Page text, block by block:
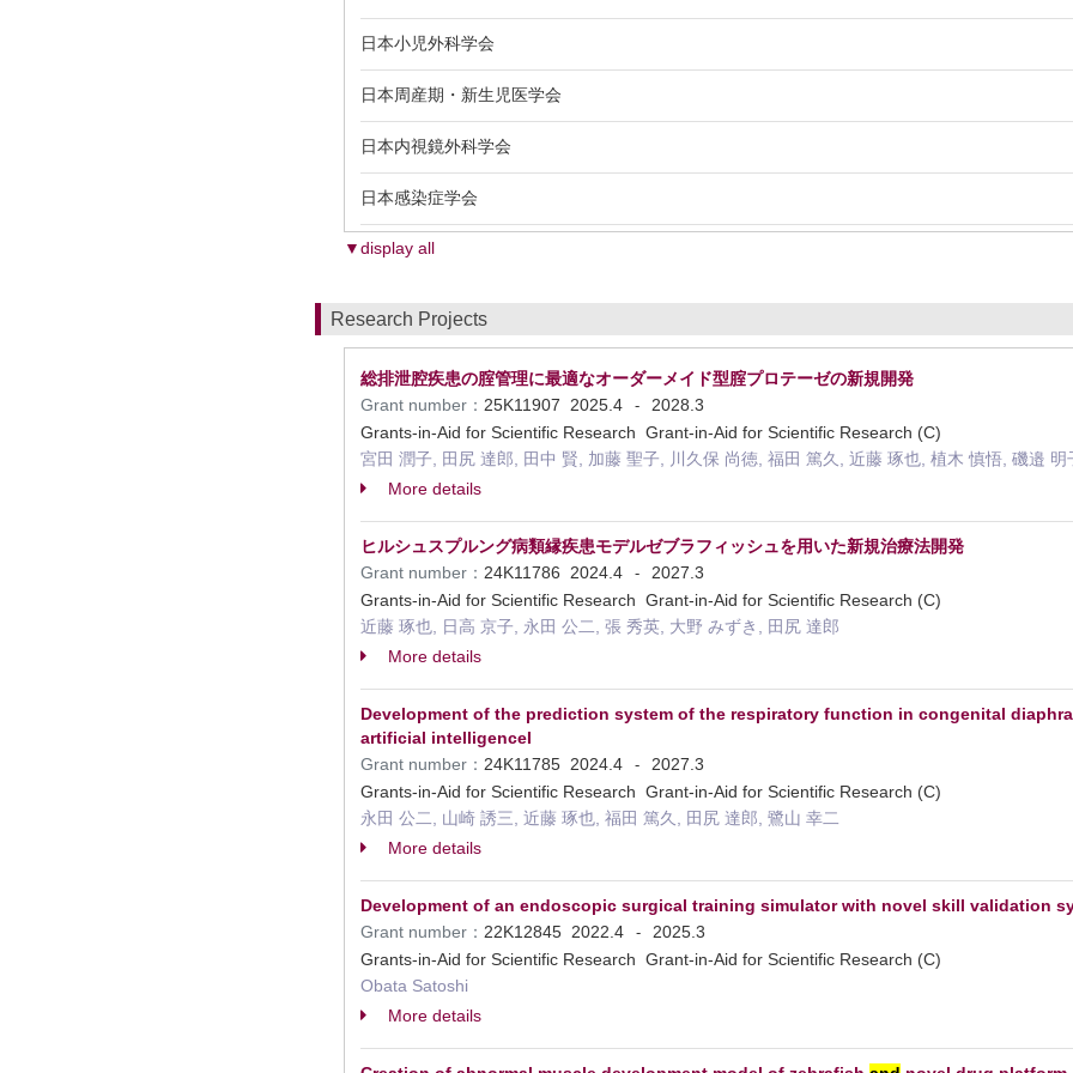
日本小児外科学会
日本周産期・新生児医学会
日本内視鏡外科学会
日本感染症学会
▼display all
Research Projects
総排泄腔疾患の腟管理に最適なオーダーメイド型腟プロテーゼの新規開発
Grant number： 25K11907 2025.4 -
2028.3
Grants-in-Aid for Scientific Research Grant-in-Aid for Scientific Research (C)
宮田 潤子, 田尻 達郎, 田中 賢, 加藤 聖子, 川久保 尚徳, 福田 篤久, 近藤 琢也, 植木 慎悟, 磯邉 明
More details
ヒルシュスプルング病類縁疾患モデルゼブラフィッシュを用いた新規治療法開発
Grant number： 24K11786 2024.4 -
2027.3
Grants-in-Aid for Scientific Research Grant-in-Aid for Scientific Research (C)
近藤 琢也, 日高 京子, 永田 公二, 張 秀英, 大野 みずき, 田尻 達郎
More details
Development of the prediction system of the respiratory function in congenital
artificial intelligenceI
Grant number： 24K11785 2024.4 -
2027.3
Grants-in-Aid for Scientific Research Grant-in-Aid for Scientific Research (C)
永田 公二, 山崎 誘三, 近藤 琢也, 福田 篤久, 田尻 達郎, 鷺山 幸二
More details
Development of an endoscopic surgical training simulator with novel skill validation
Grant number： 22K12845 2022.4 -
2025.3
Grants-in-Aid for Scientific Research Grant-in-Aid for Scientific Research (C)
Obata Satoshi
More details